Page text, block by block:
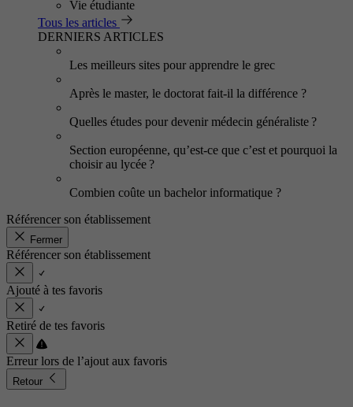
Vie étudiante
Tous les articles
DERNIERS ARTICLES
Les meilleurs sites pour apprendre le grec
Après le master, le doctorat fait-il la différence ?
Quelles études pour devenir médecin généraliste ?
Section européenne, qu’est-ce que c’est et pourquoi la
choisir au lycée ?
Combien coûte un bachelor informatique ?
Référencer son établissement
Fermer
Référencer son établissement
Ajouté à tes favoris
Retiré de tes favoris
Erreur lors de l’ajout aux favoris
Retour